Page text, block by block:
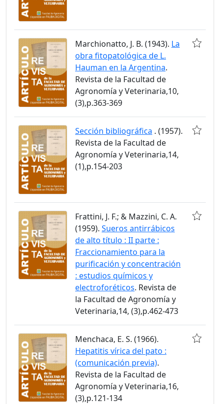
Marchionatto, J. B. (1943). La
obra fitopatológica de L.
Hauman en la Argentina.
Revista de la Facultad de
Agronomía y Veterinaria,10,
(3),p.363-369
Sección bibliográfica . (1957).
Revista de la Facultad de
Agronomía y Veterinaria,14,
(1),p.154-203
Frattini, J. F.; & Mazzini, C. A.
(1959). Sueros antirrábicos
de alto título : II parte :
Fraccionamiento para la
purificación y concentración
: estudios químicos y
electroforéticos. Revista de
la Facultad de Agronomía y
Veterinaria,14, (3),p.462-473
Menchaca, E. S. (1966).
Hepatitis vírica del pato :
(comunicación previa).
Revista de la Facultad de
Agronomía y Veterinaria,16,
(3),p.121-134